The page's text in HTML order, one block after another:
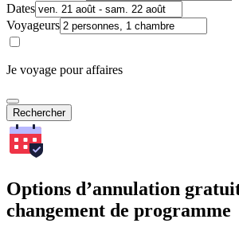
Dates
Voyageurs
Je voyage pour affaires
Rechercher
Options d’annulation
changement de programme